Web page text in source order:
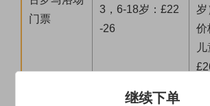
门票
3，6-18岁：£22
-26
岁
价
继续下单